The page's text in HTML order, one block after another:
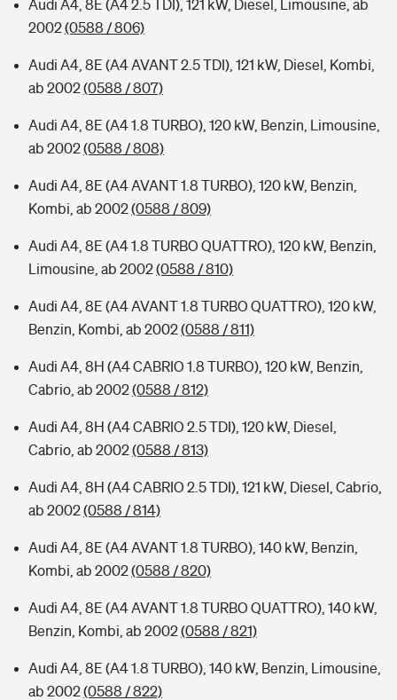
Audi A4, 8E (A4 2.5 TDI), 121 kW, Diesel, Limousine, ab
2002(0588 / 806)
Audi A4, 8E (A4 AVANT 2.5 TDI), 121 kW, Diesel, Kombi,
ab 2002(0588 / 807)
Audi A4, 8E (A4 1.8 TURBO), 120 kW, Benzin, Limousine,
ab 2002(0588 / 808)
Audi A4, 8E (A4 AVANT 1.8 TURBO), 120 kW, Benzin,
Kombi, ab 2002(0588 / 809)
Audi A4, 8E (A4 1.8 TURBO QUATTRO), 120 kW, Benzin,
Limousine, ab 2002(0588 / 810)
Audi A4, 8E (A4 AVANT 1.8 TURBO QUATTRO), 120 kW,
Benzin, Kombi, ab 2002(0588 / 811)
Audi A4, 8H (A4 CABRIO 1.8 TURBO), 120 kW, Benzin,
Cabrio, ab 2002(0588 / 812)
Audi A4, 8H (A4 CABRIO 2.5 TDI), 120 kW, Diesel,
Cabrio, ab 2002(0588 / 813)
Audi A4, 8H (A4 CABRIO 2.5 TDI), 121 kW, Diesel, Cabrio,
ab 2002(0588 / 814)
Audi A4, 8E (A4 AVANT 1.8 TURBO), 140 kW, Benzin,
Kombi, ab 2002(0588 / 820)
Audi A4, 8E (A4 AVANT 1.8 TURBO QUATTRO), 140 kW,
Benzin, Kombi, ab 2002(0588 / 821)
Audi A4, 8E (A4 1.8 TURBO), 140 kW, Benzin, Limousine,
ab 2002(0588 / 822)